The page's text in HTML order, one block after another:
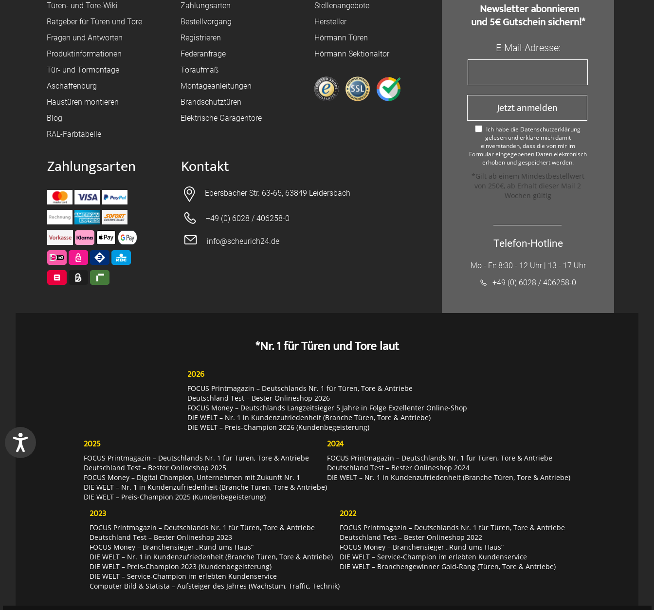
Türen- und Tore-Wiki
Ratgeber für Türen und Tore
Fragen und Antworten
Produktinformationen
Tür- und Tormontage
Aschaffenburg
Haustüren montieren
Blog
RAL-Farbtabelle
Zahlungsarten
Bestellvorgang
Registrieren
Federanfrage
Toraufmaß
Montageanleitungen
Brandschutztüren
Elektrische Garagentore
Stellenangebote
Hersteller
Hörmann Türen
Hörmann Sektionaltor
Zahlungsarten Kontakt
Ebersbacher Str. 63-65, 63849 Leidersbach
+49 (0) 6028 / 406258-0
info@scheurich24.de
​ Newsletter abonnieren
und 5€ Gutschein sichern!*
E-Mail-Adresse:
Jetzt anmelden
Ich habe die Datenschutzerklärung
gelesen und erkläre mich damit
einverstanden, dass die von mir im
Formular eingegebenen Daten elektronisch
erhoben und gespeichert werden.
*Gilt ab einem Mindestbestellwert
von 250€, ab Erhalt dieser Mail 2
Wochen gültig
Telefon-Hotline
Mo - Fr: 8:30 - 12 Uhr | 13 - 17 Uhr
+49 (0) 6028 / 406258-0
*Nr. 1 für Türen und Tore laut
2026
FOCUS Printmagazin – Deutschlands Nr. 1 für Türen, Tore & Antriebe
Deutschland Test – Bester Onlineshop 2026
FOCUS Money – Deutschlands Langzeitsieger 5 Jahre in Folge Exzellenter Online-Shop
DIE WELT – Nr. 1 in Kundenzufriedenheit (Branche Türen, Tore & Antriebe)
DIE WELT – Preis-Champion 2026 (Kundenbegeisterung)
2025
FOCUS Printmagazin – Deutschlands Nr. 1 für Türen, Tore & Antriebe
Deutschland Test – Bester Onlineshop 2025
FOCUS Money – Digital Champion, Unternehmen mit Zukunft Nr. 1
DIE WELT – Nr. 1 in Kundenzufriedenheit (Branche Türen, Tore & Antriebe)
DIE WELT – Preis-Champion 2025 (Kundenbegeisterung)
2024
FOCUS Printmagazin – Deutschlands Nr. 1 für Türen, Tore & Antriebe
Deutschland Test – Bester Onlineshop 2024
DIE WELT – Nr. 1 in Kundenzufriedenheit (Branche Türen, Tore & Antriebe)
2023
FOCUS Printmagazin – Deutschlands Nr. 1 für Türen, Tore & Antriebe
Deutschland Test – Bester Onlineshop 2023
FOCUS Money – Branchensieger „Rund ums Haus“
DIE WELT – Nr. 1 in Kundenzufriedenheit (Branche Türen, Tore & Antriebe)
DIE WELT – Preis-Champion 2023 (Kundenbegeisterung)
DIE WELT – Service-Champion im erlebten Kundenservice
Computer Bild & Statista – Aufsteiger des Jahres (Wachstum, Traffic, Technik)
2022
FOCUS Printmagazin – Deutschlands Nr. 1 für Türen, Tore & Antriebe
Deutschland Test – Bester Onlineshop 2022
FOCUS Money – Branchensieger „Rund ums Haus“
DIE WELT – Service-Champion im erlebten Kundenservice
DIE WELT – Branchengewinner Gold-Rang (Türen, Tore & Antriebe)